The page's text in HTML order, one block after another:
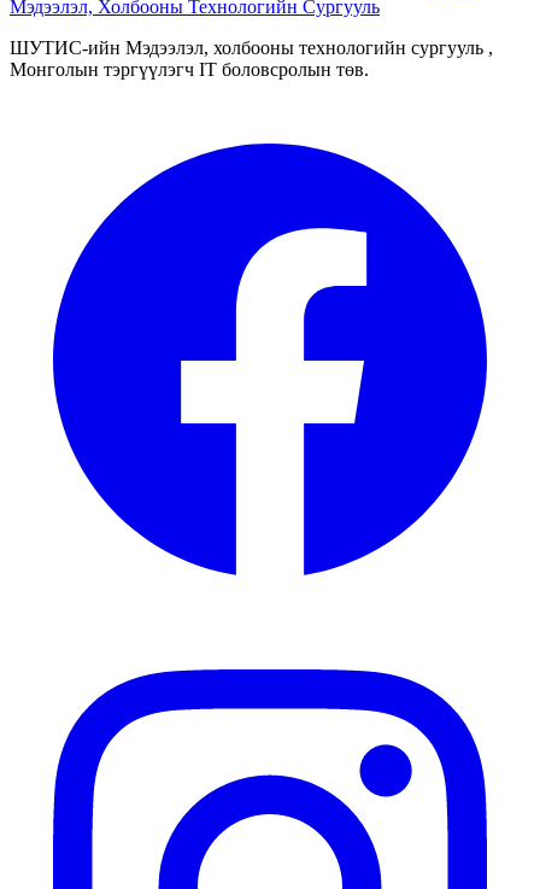
Мэдээлэл, Холбооны Технологийн Сургууль
ШУТИС-ийн Мэдээлэл, холбооны технологийн сургууль ,
Монголын тэргүүлэгч IT боловсролын төв.